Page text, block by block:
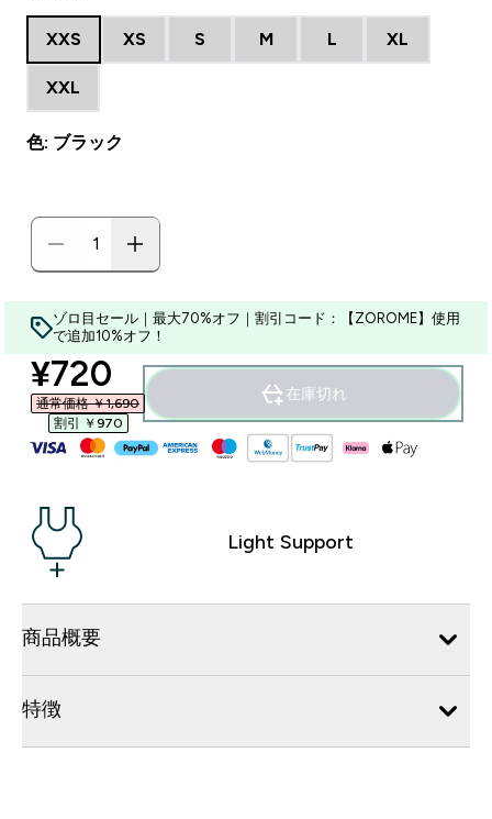
XXS XS S M L XL
XXL
色: ブラック
ゾロ目セール｜最大70%オフ｜割引コード：【ZOROME】使用
で追加10%オフ！
discounted price
¥720‎
通常価格 ￥1,690‎
割引 ￥970‎
在庫切れ
Light Support
商品概要
特徴